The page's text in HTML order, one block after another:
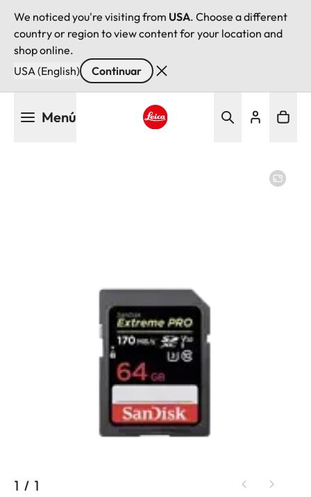
We noticed you're visiting from USA. Choose a different
country or region to view content for your location and
shop online.
USA (English)
Continuar
Menú
1 / 1